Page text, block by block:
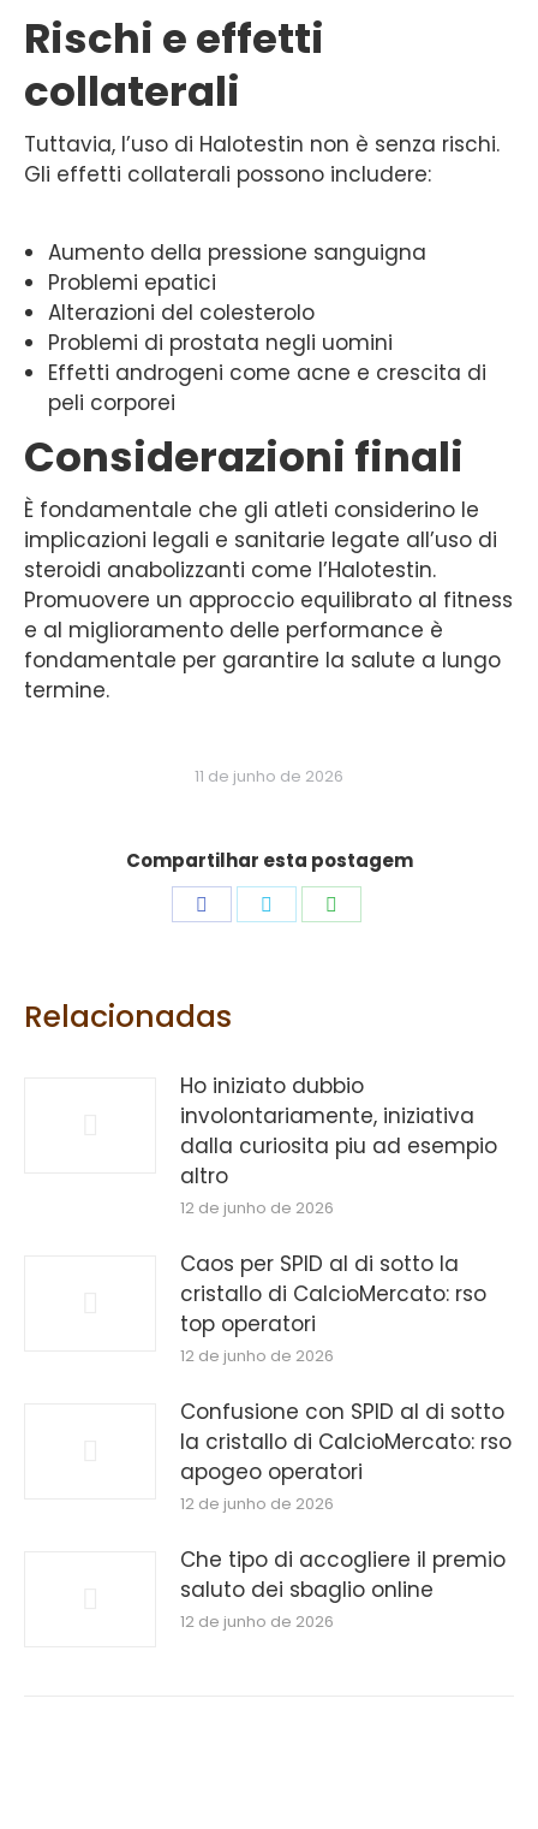
Rischi e effetti
collaterali
Tuttavia, l’uso di Halotestin non è senza rischi.
Gli effetti collaterali possono includere:
Aumento della pressione sanguigna
Problemi epatici
Alterazioni del colesterolo
Problemi di prostata negli uomini
Effetti androgeni come acne e crescita di
peli corporei
Considerazioni finali
È fondamentale che gli atleti considerino le
implicazioni legali e sanitarie legate all’uso di
steroidi anabolizzanti come l’Halotestin.
Promuovere un approccio equilibrato al fitness
e al miglioramento delle performance è
fondamentale per garantire la salute a lungo
termine.
11 de junho de 2026
Compartilhar esta postagem
Relacionadas
Ho iniziato dubbio
involontariamente, iniziativa
dalla curiosita piu ad esempio
altro
12 de junho de 2026
Caos per SPID al di sotto la
cristallo di CalcioMercato: rso
top operatori
12 de junho de 2026
Confusione con SPID al di sotto
la cristallo di CalcioMercato: rso
apogeo operatori
12 de junho de 2026
Che tipo di accogliere il premio
saluto dei sbaglio online
12 de junho de 2026